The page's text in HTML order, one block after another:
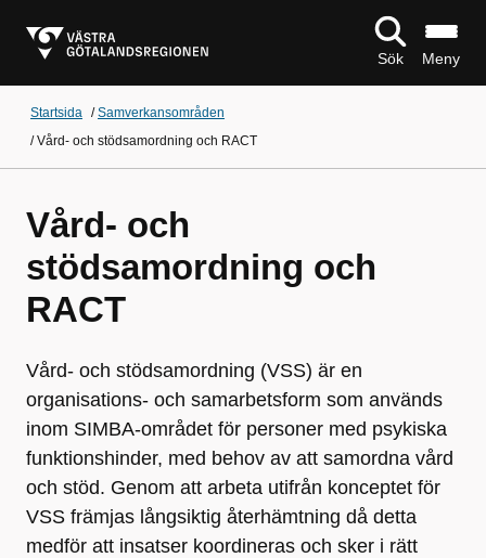
Sök Meny
Startsida /Samverkansområden
/Vård- och stödsamordning och RACT
Vård- och
stödsamordning och
RACT
Vård- och stödsamordning (VSS) är en
organisations- och samarbetsform som används
inom SIMBA-området för personer med psykiska
funktionshinder, med behov av att samordna vård
och stöd. Genom att arbeta utifrån konceptet för
VSS främjas långsiktig återhämtning då detta
medför att insatser koordineras och sker i rätt